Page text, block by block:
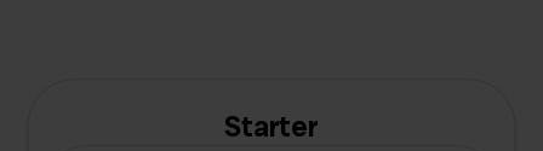
Starter